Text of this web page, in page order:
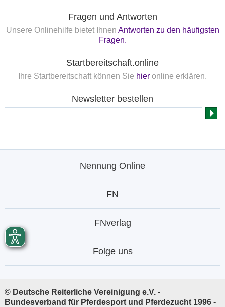
Fragen und Antworten
Unsere Onlinehilfe bietet Ihnen Antworten zu den häufigsten
Fragen.
Startbereitschaft.online
Ihre Startbereitschaft können Sie hier online erklären.
Newsletter bestellen
Nennung Online
FN
FNverlag
Folge uns
© Deutsche Reiterliche Vereinigung e.V. -
Bundesverband für Pferdesport und Pferdezucht 1996 -